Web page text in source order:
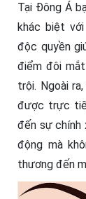
Tại Đông Á
khác biệt
độc quyền
điểm đôi
trội. Ngoài
được trực
đến sự
động mà
thương đến